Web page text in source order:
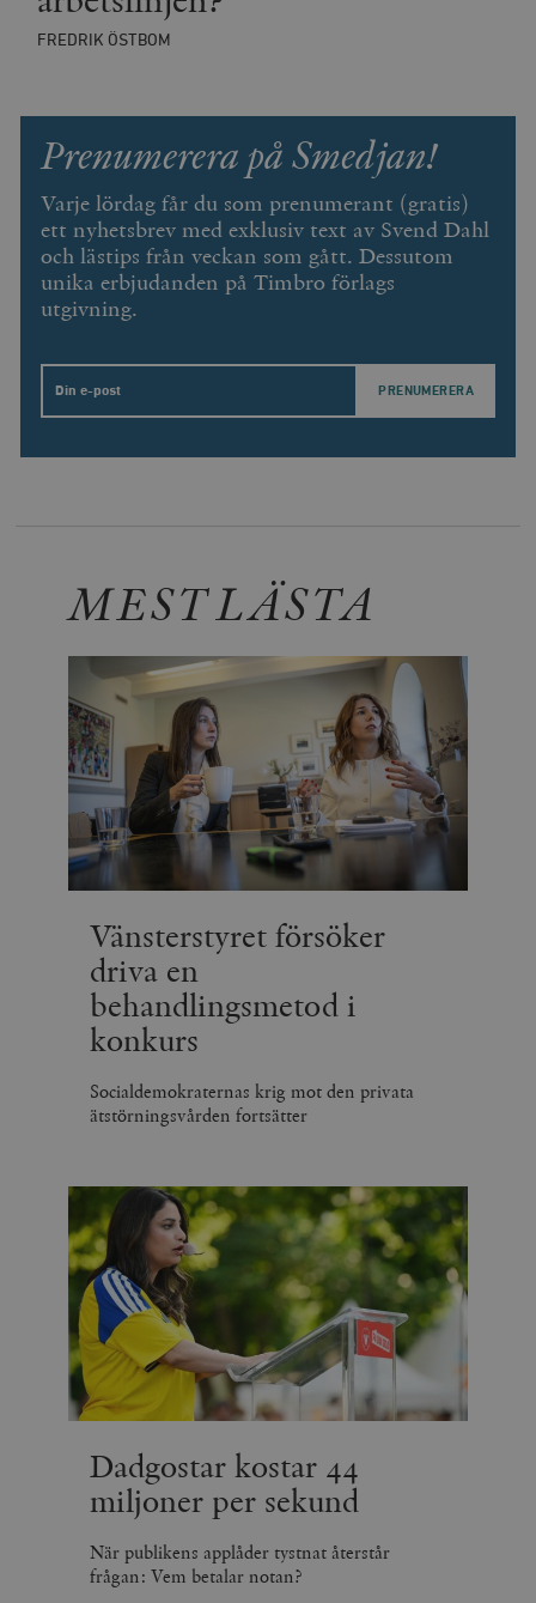
FREDRIK ÖSTBOM
Prenumerera på Smedjan!
Varje lördag får du som prenumerant (gratis)
ett nyhetsbrev med exklusiv text av Svend Dahl
och lästips från veckan som gått. Dessutom
unika erbjudanden på Timbro förlags
utgivning.
Email
MEST LÄSTA
Vänsterstyret försöker
driva en
behandlingsmetod i
konkurs
Socialdemokraternas krig mot den privata
ätstörningsvården fortsätter
Dadgostar kostar 44
miljoner per sekund
När publikens applåder tystnat återstår
frågan: Vem betalar notan?